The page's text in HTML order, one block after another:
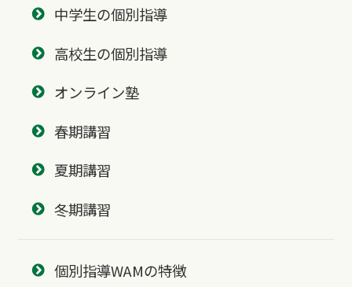
中学生の個別指導
高校生の個別指導
オンライン塾
春期講習
夏期講習
冬期講習
個別指導WAMの特徴